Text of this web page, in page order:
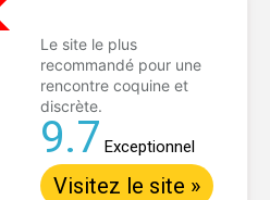
Le site le plus
recommandé pour une
rencontre coquine et
discrète.
9.7 Exceptionnel
Visitez le site »